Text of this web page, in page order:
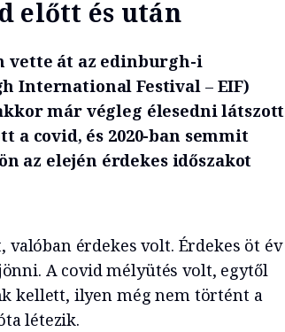
előtt és után
vette át az edinburgh-i
International Festival– EIF)
már végleg élesedni látszott
a covid, és 2020-ban semmit
az elején érdekes időszakot
érdekes volt. Érdekes öt év
A covid mélyütés volt, egytől
kellett, ilyen még nem történt a
létezik.